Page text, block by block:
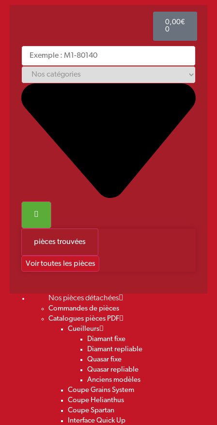
0,00€
0
pièces trouvées
Voir toutes les pièces
Nos pièces détachées
Commandes de pièces
Catalogues pièces PDF
Cueilleurs
Diamant fixe
Diamant repliable
Quasar fixe
Quasar repliable
Anciens modèles
Coupe Grains System
Coupe Helianthus
Coupe Spartan
Interface Quick Up